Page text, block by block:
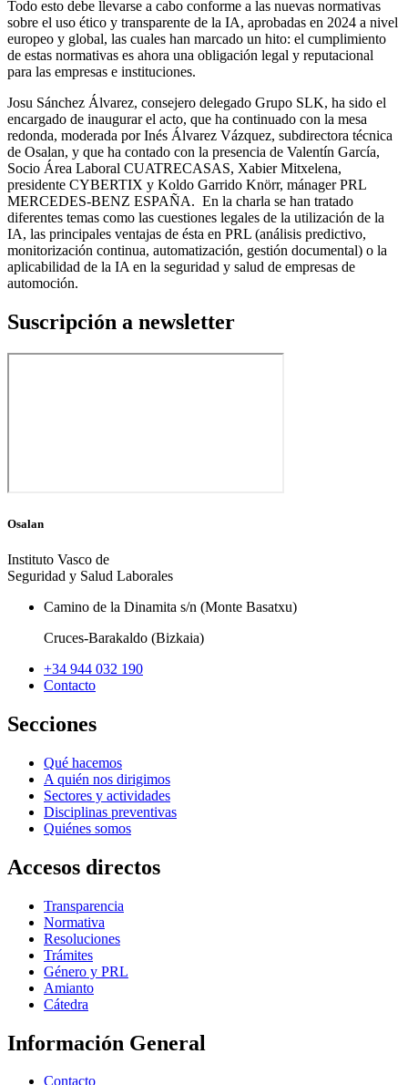
Todo esto debe llevarse a cabo conforme a las nuevas normativas
sobre el uso ético y transparente de la IA, aprobadas en 2024 a nivel
europeo y global, las cuales han marcado un hito: el cumplimiento
de estas normativas es ahora una obligación legal y reputacional
para las empresas e instituciones.
Josu Sánchez Álvarez, consejero delegado Grupo SLK, ha sido el
encargado de inaugurar el acto, que ha continuado con la mesa
redonda, moderada por Inés Álvarez Vázquez, subdirectora técnica
de Osalan, y que ha contado con la presencia de Valentín García,
Socio Área Laboral CUATRECASAS, Xabier Mitxelena,
presidente CYBERTIX y Koldo Garrido Knörr, mánager PRL
MERCEDES-BENZ ESPAÑA. En la charla se han tratado
diferentes temas como las cuestiones legales de la utilización de la
IA, las principales ventajas de ésta en PRL (análisis predictivo,
monitorización continua, automatización, gestión documental) o la
aplicabilidad de la IA en la seguridad y salud de empresas de
automoción.
Suscripción a newsletter
Osalan
Instituto Vasco de
Seguridad y Salud Laborales
Camino de la Dinamita s/n (Monte Basatxu)
Cruces-Barakaldo (Bizkaia)
+34 944 032 190
Contacto
Secciones
Qué hacemos
A quién nos dirigimos
Sectores y actividades
Disciplinas preventivas
Quiénes somos
Accesos directos
Transparencia
Normativa
Resoluciones
Trámites
Género y PRL
Amianto
Cátedra
Información General
Contacto